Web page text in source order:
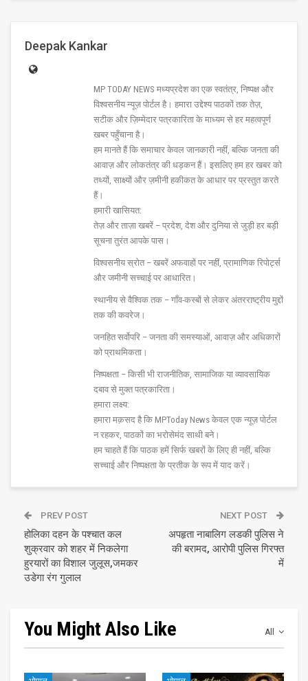
Deepak Kankar
MP TODAY NEWS मध्यप्रदेश का एक स्वतंत्र, निष्पक्ष और
विश्वसनीय न्यूज़ पोर्टल है। हमारा उद्देश्य पाठकों तक तेज़,
सटीक और ज़िम्मेदार पत्रकारिता के माध्यम से हर महत्वपूर्ण
खबर पहुँचाना है।
हम मानते हैं कि समाचार केवल जानकारी नहीं, बल्कि जनता की
आवाज़ और लोकतंत्र की धड़कन हैं। इसलिए हम हर खबर को
तथ्यों, साक्ष्यों और ज़मीनी हकीकत के आधार पर प्रस्तुत करते
हैं।
हमारी खासियत:
तेज़ और ताज़ा खबरें – प्रदेश, देश और दुनिया से जुड़ी हर बड़ी
सूचना तुरंत आपके पास।
विश्वसनीय स्रोत – खबरें अफवाहों पर नहीं, प्रामाणिक रिपोर्ट्स
और जमीनी सच्चाई पर आधारित।
स्थानीय से वैश्विक तक – गाँव-कस्बों से लेकर अंतरराष्ट्रीय मुद्दों
तक की कवरेज।
जनहित सर्वोपरि – जनता की समस्याओं, आवाज़ और अधिकारों
को प्राथमिकता।
निष्पक्षता – किसी भी राजनीतिक, सामाजिक या व्यावसायिक
दबाव से मुक्त पत्रकारिता।
हमारा लक्ष्य:
हमारा मक़सद है कि MPToday News केवल एक न्यूज़ पोर्टल
न रहकर, पाठकों का भरोसेमंद साथी बने।
हम चाहते हैं कि पाठक हमें सिर्फ खबरों के लिए ही नहीं, बल्कि
सच्चाई और निष्पक्षता के प्रतीक के रूप में याद करें।
PREV POST
होलिका दहन के पश्चात कल
शुक्रवार को शहर में निकलेगा
हुरयारों का विशाल जुलूस,जमकर
उडेगा रंग गुलाल
NEXT POST
अपहृता नाबालिग लडकी पुलिस ने
की बरामद, आरोपी पुलिस गिरफ्त
में
All
You Might Also Like